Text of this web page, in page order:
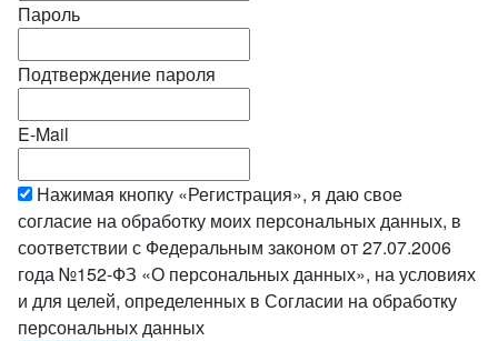
Пароль
Подтверждение пароля
E-Mail
Нажимая кнопку «Регистрация», я даю свое
согласие на обработку моих персональных данных, в
соответствии с Федеральным законом от 27.07.2006
года №152-ФЗ «О персональных данных», на условиях
и для целей, определенных в Согласии на обработку
персональных данных